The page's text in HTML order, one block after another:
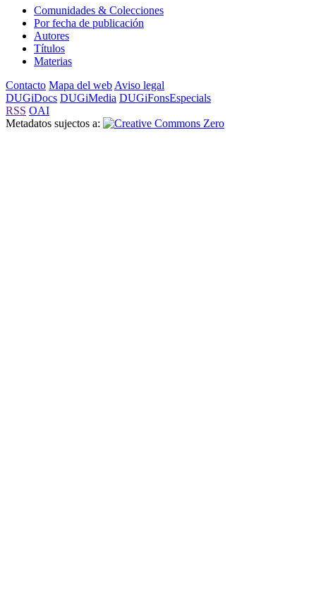
Comunidades & Colecciones
Por fecha de publicación
Autores
Títulos
Materias
Contacto Mapa del web Aviso legal
DUGiDocs DUGiMedia DUGiFonsEspecials
RSS OAI
Metadatos sujectos a: